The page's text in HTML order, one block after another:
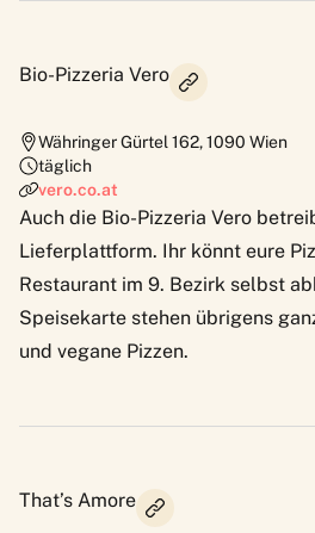
Bio-Pizzeria Vero
Währinger Gürtel 162,1090 Wien
täglich
vero.co.at
Auch die Bio-Pizzeria Vero
Lieferplattform. Ihr könnt eure
Restaurant im 9. Bezirk selbst
Speisekarte stehen übrigens
und vegane Pizzen.
That’s Amore